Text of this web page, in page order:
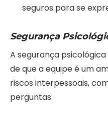
seguros para se
Segurança
A segurança
de que a equipe é um
riscos interpessoais,
perguntas.